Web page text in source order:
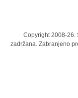
Copyright 2008-26.
zadržana. Zabranjeno